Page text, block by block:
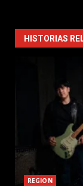
HISTORIAS
REGION